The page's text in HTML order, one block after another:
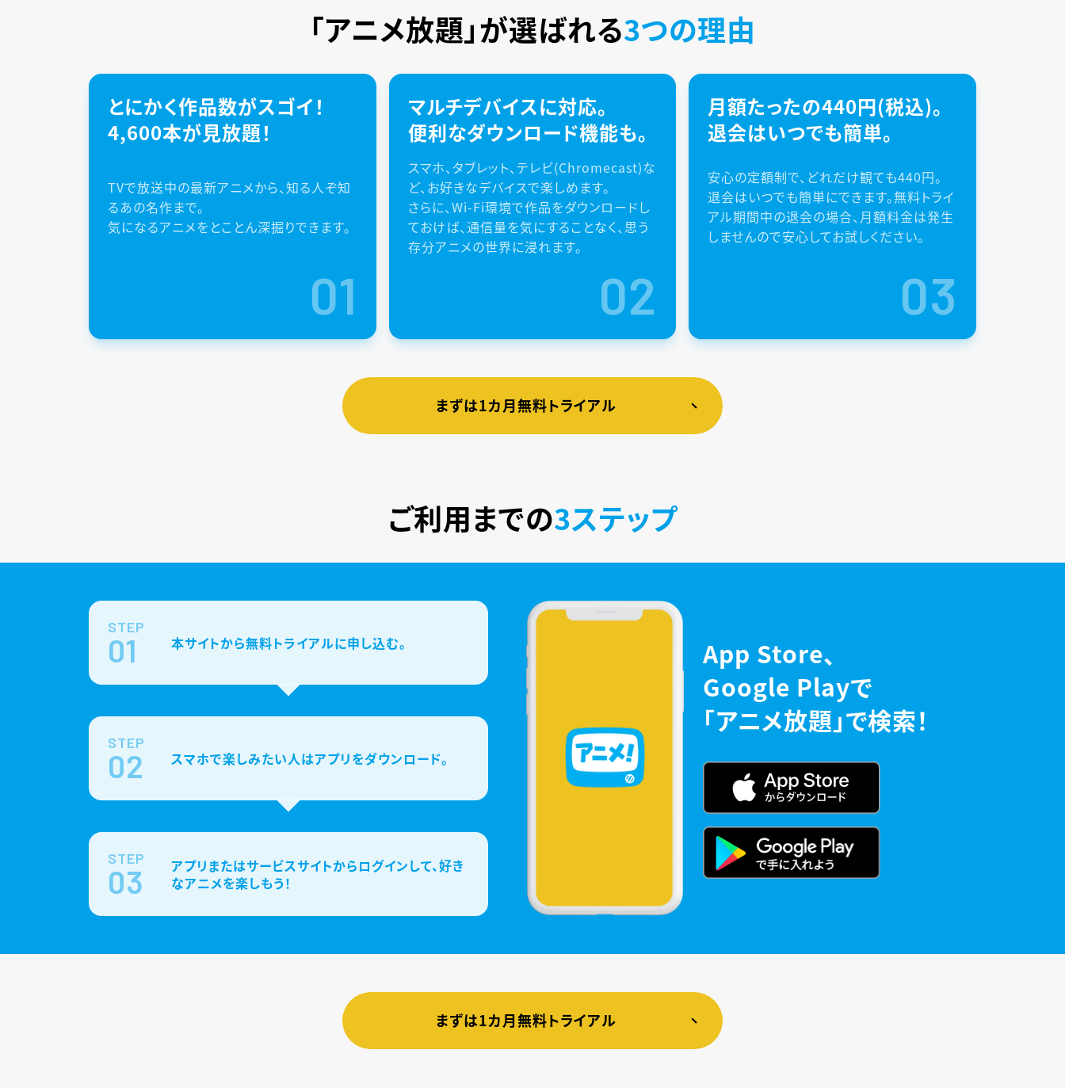
「アニメ放題」が選ばれる3つの理由
とにかく作品数がスゴイ！
4,600本が見放題！
TVで放送中の最新アニメから、知る人ぞ知
るあの名作まで。
気になるアニメをとことん深掘りできます。
01
マルチデバイスに対応。
便利なダウンロード機能も。
スマホ、タブレット、テレビ(Chromecast)な
ど、お好きなデバイスで楽しめます。
さらに、Wi-Fi環境で作品をダウンロードし
ておけば、通信量を気にすることなく、思う
存分アニメの世界に浸れます。
02
月額たったの440円(税込)。
退会はいつでも簡単。
安心の定額制で、どれだけ観ても440円。
退会はいつでも簡単にできます。無料トライ
アル期間中の退会の場合、月額料金は発生
しませんので安心してお試しください。
03
まずは1カ月無料トライアル
ご利用までの3ステップ
STEP
01 本サイトから無料トライアルに申し込む。
STEP
02 スマホで楽しみたい人はアプリをダウンロード。
STEP
03
アプリまたはサービスサイトからログインして、好き
なアニメを楽しもう！
App Store、
Google Playで
「アニメ放題」で検索！
まずは1カ月無料トライアル